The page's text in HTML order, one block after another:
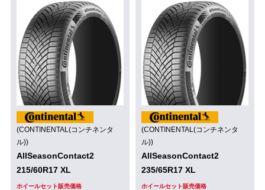
(CONTINENTAL(コンチネンタ
ル))
AllSeasonContact2
215/60R17 XL
ホイールセット販売価格
(CONTINENTAL(コンチネンタ
ル))
AllSeasonContact2
235/65R17 XL
ホイールセット販売価格